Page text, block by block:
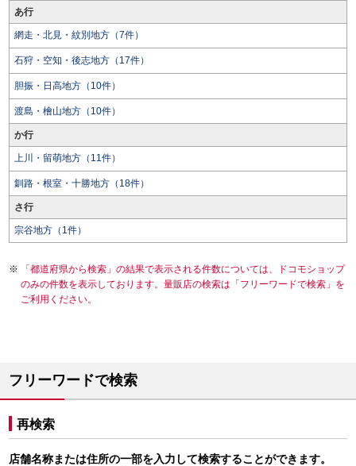
あ行
網走・北見・紋別地方（7件）
石狩・空知・後志地方（17件）
胆振・日高地方（10件）
渡島・檜山地方（10件）
か行
上川・留萌地方（11件）
釧路・根室・十勝地方（18件）
さ行
宗谷地方（1件）
「都道府県から検索」の結果で表示される件数については、ドコモショップ
のみの件数を表示しております。量販店の検索は「フリーワードで検索」を
ご利用ください。
フリーワードで検索
再検索
店舗名称または住所の一部を入力して検索することができます。